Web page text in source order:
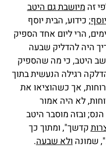
זהמיושבת גם היטב
; כידוע, הבית יוסף
הרי ליום אחד הספיק
היה להדליק שבעה
היטב, כי מה שהספיק
רגילה הנעשית בתוך
אך כשהוציאו את
לא היה אמור
ובזה מוסבר היטב
קדשך", ומתוך כך
שמונהולא שבעה.